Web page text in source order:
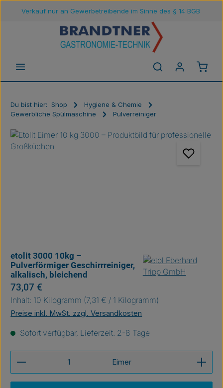
Zum Hauptinhalt springen
Verkauf nur an Gewerbetreibende im Sinne des § 14 BGB
Du bist hier: Shop
Hygiene & Chemie
Gewerbliche Spülmaschine
Pulverreiniger
Bildergalerie überspringen
etolit 3000 10kg –
Pulverförmiger Geschirrreiniger,
alkalisch, bleichend
Regulärer Preis:
73,07 €
Inhalt: 10 Kilogramm (7,31 € / 1 Kilogramm)
Preise inkl. MwSt. zzgl. Versandkosten
Sofort verfügbar, Lieferzeit: 2-8 Tage
Produkt Anzahl: Gib den gewünschten Wert ein
Eimer